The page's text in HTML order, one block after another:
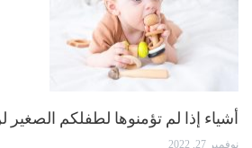
أشياء إذا لم تؤمنوها لطفلكم الصغير
نوفمبر 27, 2022